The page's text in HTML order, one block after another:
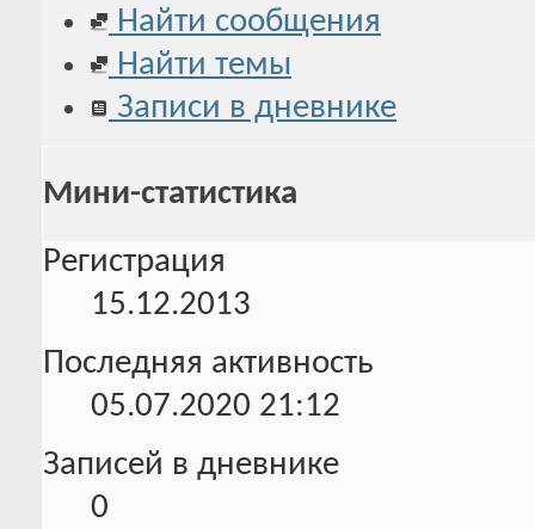
Найти сообщения
Найти темы
Записи в дневнике
Мини-статистика
Регистрация
15.12.2013
Последняя активность
05.07.2020 21:12
Записей в дневнике
0